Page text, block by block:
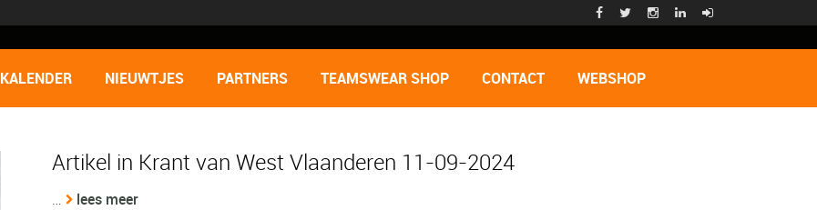
KALENDER NIEUWTJES PARTNERS TEAMSWEAR SHOP CONTACT WEBSHOP
Artikel in Krant van West Vlaanderen 11-09-2024
… lees meer